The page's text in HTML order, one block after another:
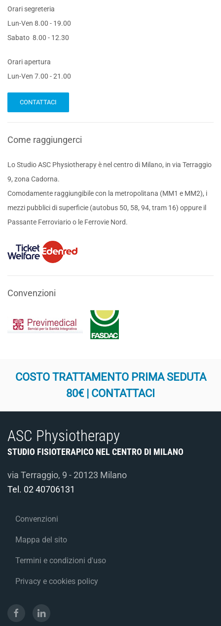
Orari segreteria
Lun-Ven 8.00 - 19.00
Sabato 8.00 - 12.30
Orari apertura
Lun-Ven 7.00 - 21.00
CONTATTACI
Come raggiungerci
Lo Studio ASC Physiotherapy è nel centro di Milano, in via Terraggio
9, zona Cadorna.
Comodamente raggiungibile con la metropolitana (MM1 e MM2), i
mezzi pubblici di superficie (autobus 50, 58, 94, tram 16) oppure il
Passante Ferroviario o le Ferrovie Nord.
Convenzioni
COSTO TRATTAMENTO PRIMA SEDUTA
80€ | CONTATTACI
ASC Physiotherapy
STUDIO FISIOTERAPICO NEL CENTRO DI MILANO
via Terraggio, 9 - 20123 Milano
Tel. 02 40706131
Convenzioni
Mappa del sito
Termini e condizioni d'uso
Privacy e cookies policy